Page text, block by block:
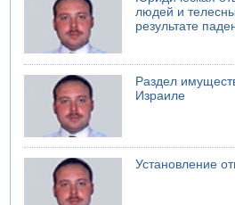
людей и
результате
Раздел
Израиле
Установление